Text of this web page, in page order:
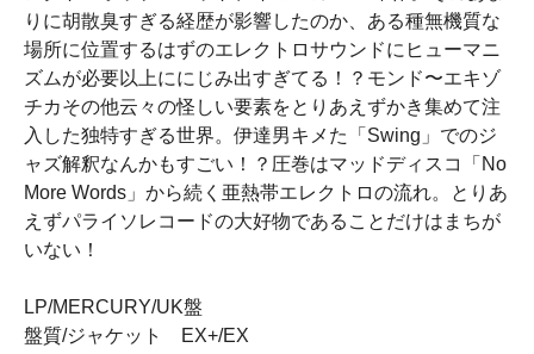
りに胡散臭すぎる経歴が影響したのか、ある種無機質な
場所に位置するはずのエレクトロサウンドにヒューマニ
ズムが必要以上ににじみ出すぎてる！？モンド〜エキゾ
チカその他云々の怪しい要素をとりあえずかき集めて注
入した独特すぎる世界。伊達男キメた「Swing」でのジ
ャズ解釈なんかもすごい！？圧巻はマッドディスコ「No
More Words」から続く亜熱帯エレクトロの流れ。とりあ
えずパライソレコードの大好物であることだけはまちが
いない！
LP/MERCURY/UK盤
盤質/ジャケット EX+/EX